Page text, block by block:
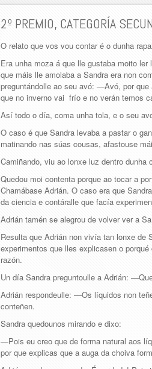
2º PREMIO, CATEGORÍA
O relato que vos vou contar é o dunha
Era unha moza á que lle gustaba moito
que máis lle amolaba a Sandra era non
preguntándolle ao seu avó: —Avó, por
que no inverno vai frío e no verán temos
Así todo o día, coma unha tola, e o seu
O caso é que Sandra levaba a pastar o
matinando nas súas cousas, afastouse
Camiñando, viu ao lonxe luz dentro dunha
Quedou moi contenta porque ao tocar a
Chamábase Adrián. O caso era que
da ciencia e contáralle que facía
Adrián tamén se alegrou de volver ver a
Resulta que Adrián non vivía tan lonxe
experimentos que lles explicasen o
razón.
Un día Sandra preguntoulle a Adrián:
Adrián respondeulle: —Os líquidos non
conteñen.
Sandra quedounos mirando e dixo:
—Pois eu creo que de forma natural aos
por que explicas que a auga da choiva